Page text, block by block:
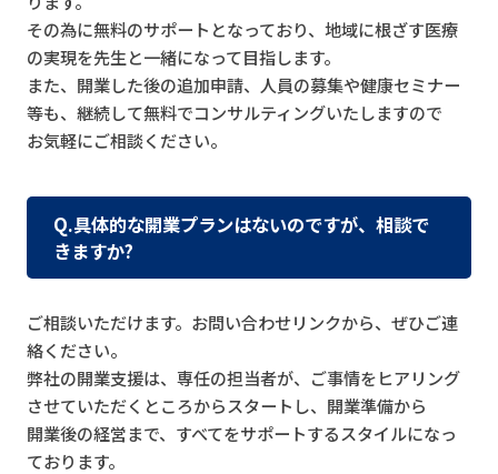
その為に無料のサポートとなっており、地域に根ざす医療
の実現を先生と一緒になって目指します。
また、開業した後の追加申請、人員の募集や健康セミナー
等も、継続して無料でコンサルティングいたしますので
お気軽にご相談ください。
Q.具体的な開業プランはないのですが、相談で
きますか?
ご相談いただけます。お問い合わせリンクから、ぜひご連
絡ください。
弊社の開業支援は、専任の担当者が、ご事情をヒアリング
させていただくところからスタートし、開業準備から
開業後の経営まで、すべてをサポートするスタイルになっ
ております。